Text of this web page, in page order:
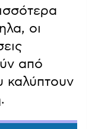
οι
από
καλύπτουν